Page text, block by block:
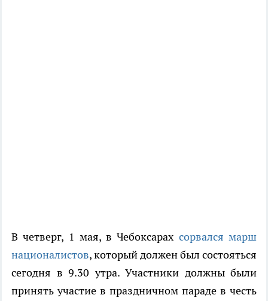
В четверг, 1 мая, в Чебоксарах сорвалсямарш
националистов, который должен был состояться
сегодня в 9.30 утра. Участники должны были
принять участие в праздничном параде в честь